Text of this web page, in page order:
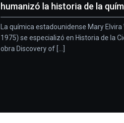
humanizó la historia de la
La química estadounidense Mary Elvira
1975) se especializó en Historia de la
obra Discovery of [...]